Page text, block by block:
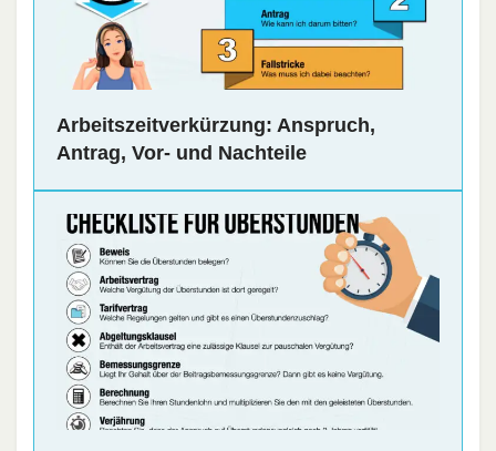
Arbeitszeitverkürzung: Anspruch,
Antrag, Vor- und Nachteile